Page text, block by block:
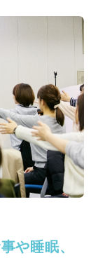
や睡眠、